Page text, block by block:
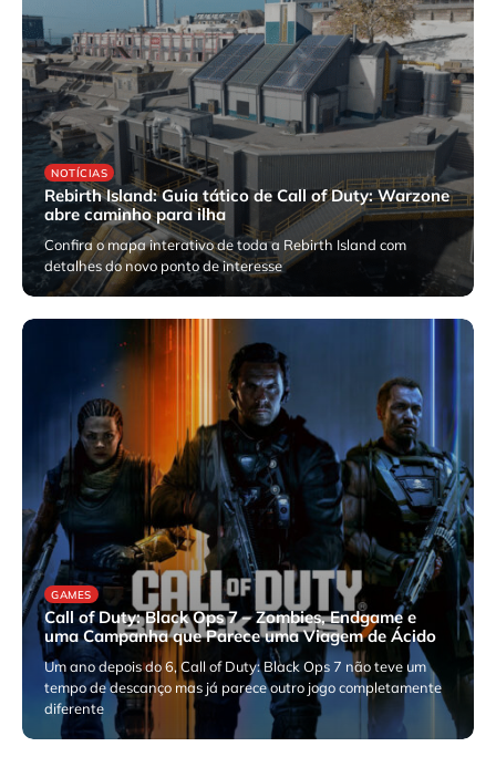
NOTÍCIAS
Rebirth Island: Guia tático de Call of Duty: Warzone
abre caminho para ilha
Confira o mapa interativo de toda a Rebirth Island com
detalhes do novo ponto de interesse
fevereiro 3, 2026
GAMES
Call of Duty: Black Ops 7 – Zombies, Endgame e
uma Campanha que Parece uma Viagem de Ácido
Um ano depois do 6, Call of Duty: Black Ops 7 não teve um
tempo de descanço mas já parece outro jogo completamente
diferente
novembro 21, 2025